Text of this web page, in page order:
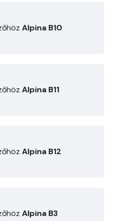
Alpina B10
Alpina B11
Alpina B12
Alpina B3